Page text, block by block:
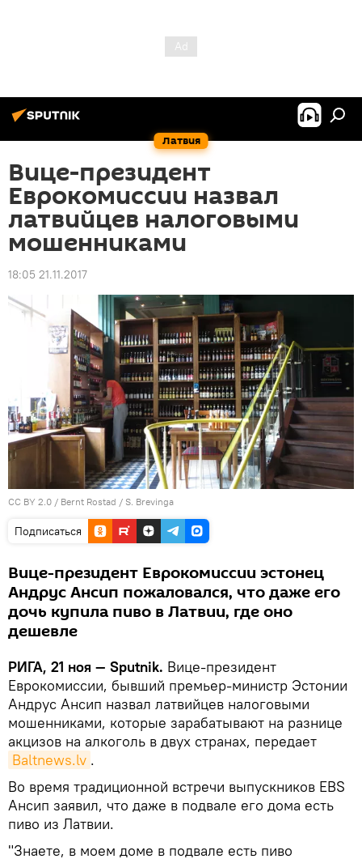
Латвия
Вице-президент
Еврокомиссии назвал
латвийцев налоговыми
мошенниками
18:05 21.11.2017
CC BY 2.0 / Bernt Rostad / S. Brevinga
Подписаться
Вице-президент Еврокомиссии эстонец
Андрус Ансип пожаловался, что даже его
дочь купила пиво в Латвии, где оно
дешевле
РИГА, 21 ноя — Sputnik. Вице-президент
Еврокомиссии, бывший премьер-министр Эстонии
Андрус Ансип назвал латвийцев налоговыми
мошенниками, которые зарабатывают на разнице
акцизов на алкоголь в двух странах, передает
Baltnews.lv .
Во время традиционной встречи выпускников EBS
Ансип заявил, что даже в подвале его дома есть
пиво из Латвии.
"Знаете, в моем доме в подвале есть пиво